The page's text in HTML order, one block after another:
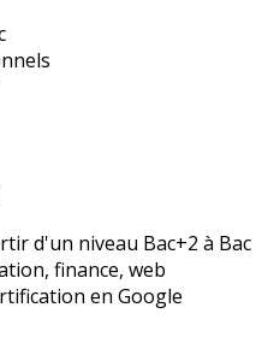
d'un niveau Bac+2 à Bac
finance, web
en Google